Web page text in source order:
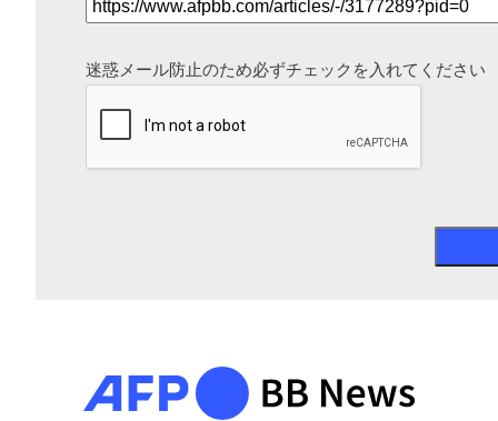
迷惑メール防止のため必ずチェックを入れてください